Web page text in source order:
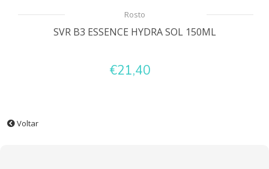
Rosto
SVR B3 ESSENCE HYDRA SOL 150ML
€21,40
Voltar